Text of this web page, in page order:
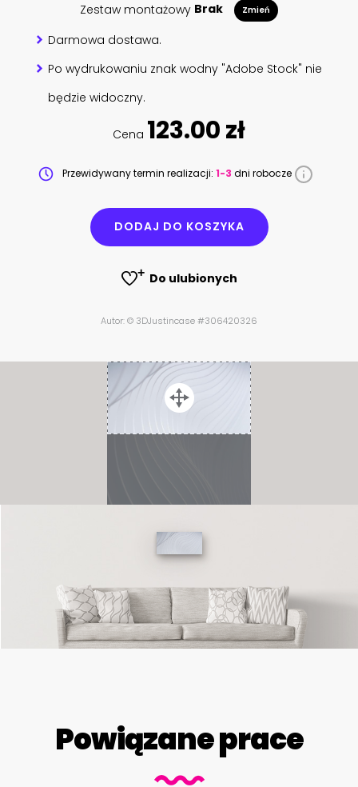
Zestaw montażowy Brak Zmień
Darmowa dostawa.
Po wydrukowaniu znak wodny "Adobe Stock" nie
będzie widoczny.
Cena 123.00 zł
Przewidywany termin realizacji: 1-3 dni robocze
DODAJ DO KOSZYKA
Do ulubionych
Autor: © 3DJustincase #306420326
Powiązane prace